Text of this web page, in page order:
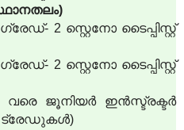
2 സ്റ്റെനോ ടൈപ്പിസ്റ്റ്
2 സ്റ്റെനോ ടൈപ്പിസ്റ്റ്
വരെ ജൂനിയര്‍ ഇന്‍സ്ട്രക്ടര്‍
ട്രേഡുകള്‍)